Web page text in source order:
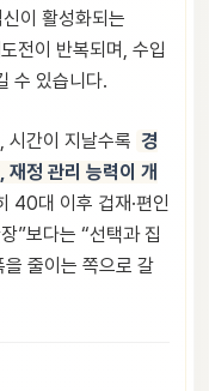
이 활성화되는
전이 반복되며, 수입
수 있습니다.
시간이 지날수록 경
재정 관리 능력이 개
40대 이후 겁재·편인
”보다는 “선택과 집
줄이는 쪽으로 갈